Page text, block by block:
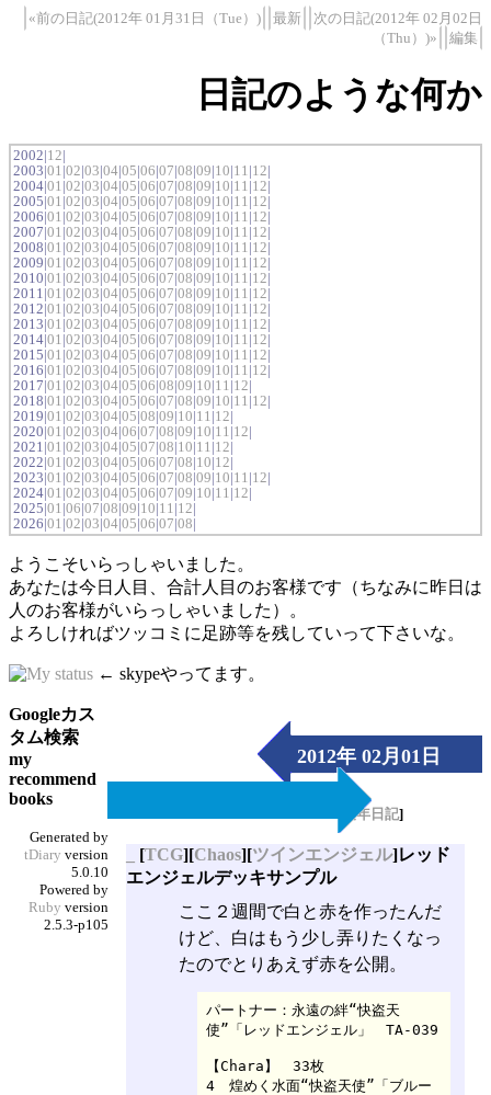
«前の日記(2012年 01月31日（Tue）) 最新
次の日記(2012年 02月02日
（Thu）)»
編集
日記のような何か
2002|12|
2003|01 |02|03|04|05|06|07|08|09|10|11 |12|
2004|01 |02|03|04|05|06|07|08|09|10|11 |12|
2005|01 |02|03|04|05|06|07|08|09|10|11 |12|
2006|01 |02|03|04|05|06|07|08|09|10|11 |12|
2007|01 |02|03|04|05|06|07|08|09|10|11 |12|
2008|01 |02|03|04|05|06|07|08|09|10|11 |12|
2009|01 |02|03|04|05|06|07|08|09|10|11 |12|
2010|01 |02|03|04|05|06|07|08|09|10|11 |12|
2011|01 |02|03|04|05|06|07|08|09|10|11 |12|
2012|01 |02|03|04|05|06|07|08|09|10|11 |12|
2013|01 |02|03|04|05|06|07|08|09|10|11 |12|
2014|01 |02|03|04|05|06|07|08|09|10|11 |12|
2015|01 |02|03|04|05|06|07|08|09|10|11 |12|
2016|01 |02|03|04|05|06|07|08|09|10|11 |12|
2017|01 |02|03|04|05|06|08|09|10|11 |12|
2018|01 |02|03|04|05|06|07|08|09|10|11 |12|
2019|01 |02|03|04|05|08|09|10|11 |12|
2020|01 |02|03|04|06|07|08|09|10|11 |12|
2021|01 |02|03|04|05|07|08|10|11 |12|
2022|01 |02|03|04|05|06|07|08|10|12|
2023|01 |02|03|04|05|06|07|08|09|10|11 |12|
2024|01 |02|03|04|05|06|07|09|10|11 |12|
2025|01 |06|07|08|09|10|11 |12|
2026|01 |02|03|04|05|06|07|08|
ようこそいらっしゃいました。
あなたは今日人目、合計人目のお客様です（ちなみに昨日は
人のお客様がいらっしゃいました）。
よろしければツッコミに足跡等を残していって下さいな。
← skypeやってます。
2012年 02月01日
（Wed）
長年日記]
[TCG][Chaos][ツインエンジェル]レッド
エンジェルデッキサンプル
ここ２週間で白と赤を作ったんだ
けど、白はもう少し弄りたくなっ
たのでとりあえず赤を公開。
パートナー：永遠の絆“快盗天
使”「レッドエンジェル」　TA-039
【Chara】　33枚
4　煌めく水面“快盗天使”「ブルー
Googleカス
タム検索
my
recommend
books
Generated by
tDiary version
5.0.10
Powered by
Ruby version
2.5.3-p105